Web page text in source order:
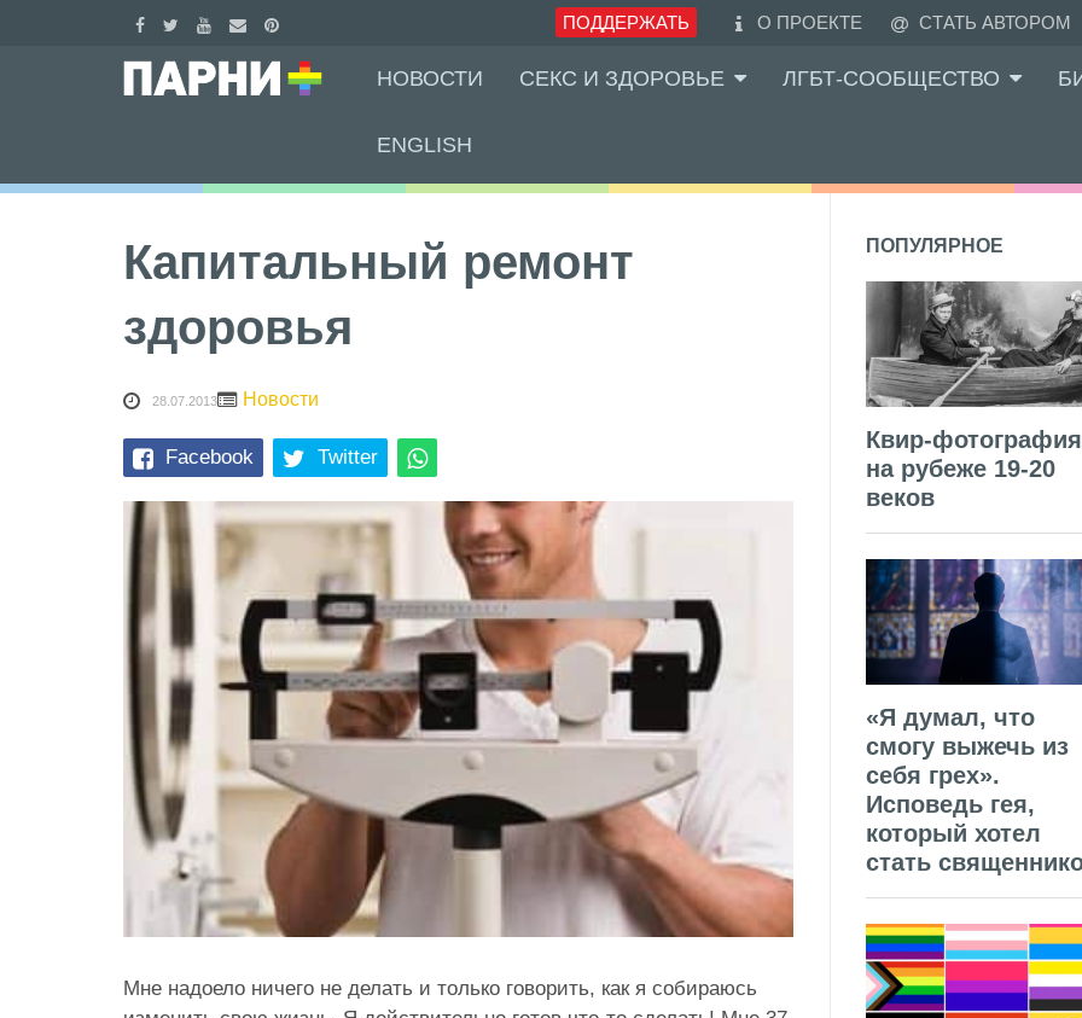
ПОДДЕРЖАТЬ О ПРОЕКТЕ СТАТЬ АВТОРОМ
НОВОСТИ СЕКС И ЗДОРОВЬЕ ЛГБТ-СООБЩЕСТВО
ENGLISH
Капитальный ремонт
здоровья
28.07.2013 Новости
Facebook Twitter
Мне надоело ничего не делать и только говорить, как я собираюсь
ПОПУЛЯРНОЕ
Квир-фотография
на рубеже 19-20
веков
«Я думал, что
смогу выжечь из
себя грех».
Исповедь гея,
который хотел
стать